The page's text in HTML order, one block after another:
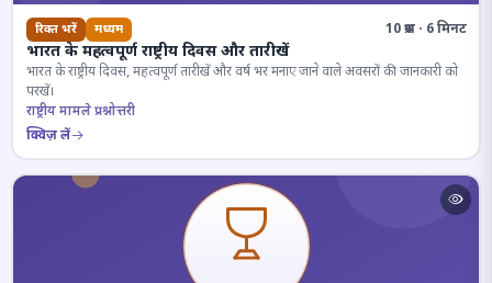
रिक्त भरें मध्यम 10 प्रश्न · 6 मिनट
भारत के महत्वपूर्ण राष्ट्रीय दिवस और तारीखें
भारत के राष्ट्रीय दिवस, महत्वपूर्ण तारीखें और वर्ष भर मनाए जाने वाले अवसरों की जानकारी को
परखें।
राष्ट्रीय मामले प्रश्नोत्तरी
क्विज़ लें